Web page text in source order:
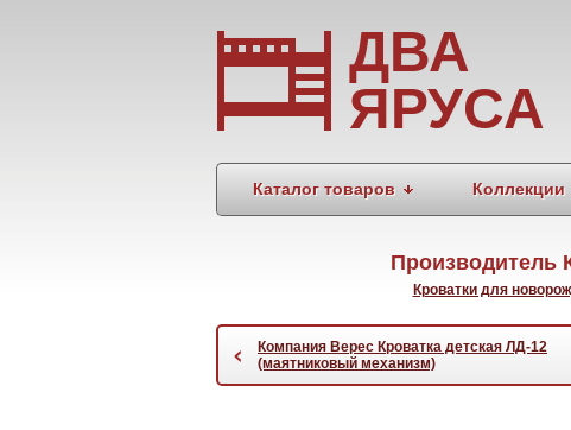
ДВА
ЯРУСА
Каталог товаров Коллекции
Производитель
Кроватки для
‹
Компания Верес Кроватка детская ЛД-12
(маятниковый механизм)